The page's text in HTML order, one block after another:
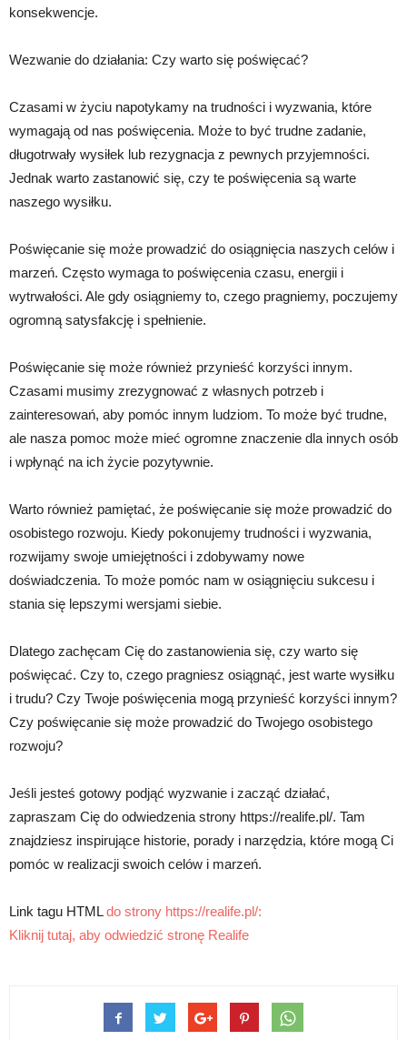
konsekwencje.
Wezwanie do działania: Czy warto się poświęcać?
Czasami w życiu napotykamy na trudności i wyzwania, które
wymagają od nas poświęcenia. Może to być trudne zadanie,
długotrwały wysiłek lub rezygnacja z pewnych przyjemności.
Jednak warto zastanowić się, czy te poświęcenia są warte
naszego wysiłku.
Poświęcanie się może prowadzić do osiągnięcia naszych celów i
marzeń. Często wymaga to poświęcenia czasu, energii i
wytrwałości. Ale gdy osiągniemy to, czego pragniemy, poczujemy
ogromną satysfakcję i spełnienie.
Poświęcanie się może również przynieść korzyści innym.
Czasami musimy zrezygnować z własnych potrzeb i
zainteresowań, aby pomóc innym ludziom. To może być trudne,
ale nasza pomoc może mieć ogromne znaczenie dla innych osób
i wpłynąć na ich życie pozytywnie.
Warto również pamiętać, że poświęcanie się może prowadzić do
osobistego rozwoju. Kiedy pokonujemy trudności i wyzwania,
rozwijamy swoje umiejętności i zdobywamy nowe
doświadczenia. To może pomóc nam w osiągnięciu sukcesu i
stania się lepszymi wersjami siebie.
Dlatego zachęcam Cię do zastanowienia się, czy warto się
poświęcać. Czy to, czego pragniesz osiągnąć, jest warte wysiłku
i trudu? Czy Twoje poświęcenia mogą przynieść korzyści innym?
Czy poświęcanie się może prowadzić do Twojego osobistego
rozwoju?
Jeśli jesteś gotowy podjąć wyzwanie i zacząć działać,
zapraszam Cię do odwiedzenia strony https://realife.pl/. Tam
znajdziesz inspirujące historie, porady i narzędzia, które mogą Ci
pomóc w realizacji swoich celów i marzeń.
Link tagu HTMLdo strony https://realife.pl/:
Kliknij tutaj, aby odwiedzić stronę Realife